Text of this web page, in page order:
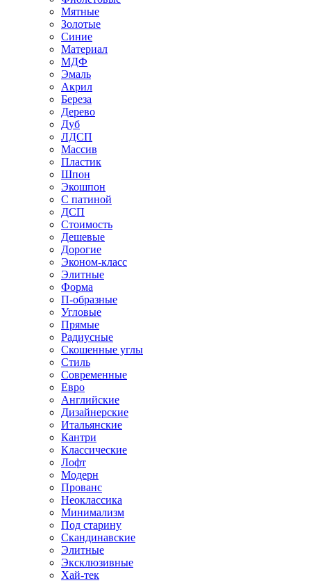
Мятные
Золотые
Синие
Материал
МДФ
Эмаль
Акрил
Береза
Дерево
Дуб
ЛДСП
Массив
Пластик
Шпон
Экошпон
С патиной
ДСП
Стоимость
Дешевые
Дорогие
Эконом-класс
Элитные
Форма
П-образные
Угловые
Прямые
Радиусные
Скошенные углы
Стиль
Современные
Евро
Английские
Дизайнерские
Итальянские
Кантри
Классические
Лофт
Модерн
Прованс
Неоклассика
Минимализм
Под старину
Скандинавские
Элитные
Эксклюзивные
Хай-тек